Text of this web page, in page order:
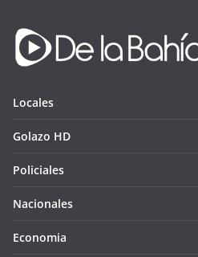
Locales
Golazo HD
Policiales
Nacionales
Economia